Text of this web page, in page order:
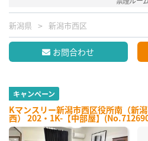
新潟県 新潟市西区
お問合わせ
キャンペーン
Kマンスリー新潟市西区役所南（新
西） 202・1K-【中部屋】